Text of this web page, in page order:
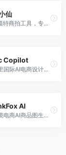
仙
AI模特商拍工具，专注于服装电商。面向服装电商卖家，提供虚拟模特试穿、商品展示图生成等服务，模特形象多样，拍摄成本低。
Copilot
阿里国际AI电商设计工具，专注于跨境电商。面向跨境电商卖家，提供商品图优化、营销海报生成、多语言适配等服务，海外市场适配性强。
AI
跨境电商AI商品图生成工具。面向跨境电商卖家，支持多语言商品图生成、模特替换、场景优化等服务，适配海外电商平台需求。